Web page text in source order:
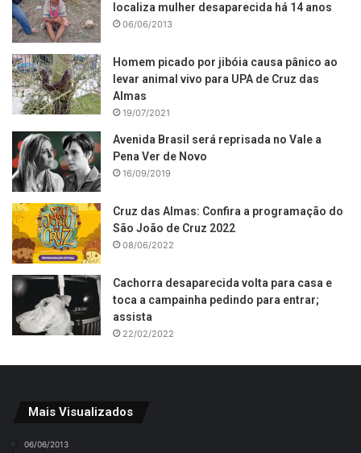
localiza mulher desaparecida há 14 anos
06/06/2013
Homem picado por jibóia causa pânico ao
levar animal vivo para UPA de Cruz das
Almas
19/07/2021
Avenida Brasil será reprisada no Vale a
Pena Ver de Novo
16/09/2019
Cruz das Almas: Confira a programação do
São João de Cruz 2022
08/06/2022
Cachorra desaparecida volta para casa e
toca a campainha pedindo para entrar;
assista
22/02/2022
Mais Visualizados
06/06/2013